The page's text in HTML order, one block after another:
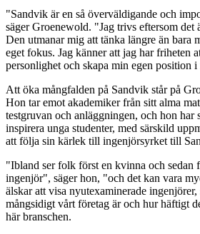
"Sandvik är en så överväldigande och
säger Groenewold. "Jag trivs eftersom det
Den utmanar mig att tänka längre än bara
eget fokus. Jag känner att jag har friheten
personlighet och skapa min egen position
Att öka mångfalden på Sandvik står på
Hon tar emot akademiker från sitt alma
testgruvan och anläggningen, och hon har
inspirera unga studenter, med särskild
att följa sin kärlek till ingenjörsyrket till
"Ibland ser folk först en kvinna och sedan
ingenjör", säger hon, "och det kan vara
älskar att visa nyutexaminerade
mångsidigt vårt företag är och hur häftigt
här branschen.